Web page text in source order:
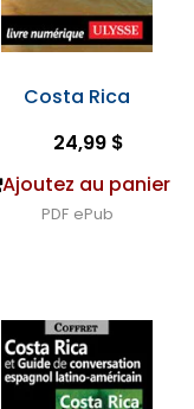
Costa Rica
24,99 $
Ajoutez au panier
PDF ePub